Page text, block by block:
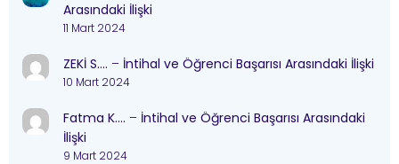
Arasındaki İlişki
11 Mart 2024
ZEKİ S…. – İntihal ve Öğrenci Başarısı Arasındaki İlişki
10 Mart 2024
Fatma K…. – İntihal ve Öğrenci Başarısı Arasındaki
İlişki
9 Mart 2024